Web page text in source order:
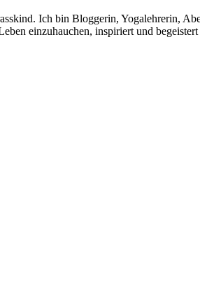
Ich bin Bloggerin, Yogalehrerin,
einzuhauchen, inspiriert und